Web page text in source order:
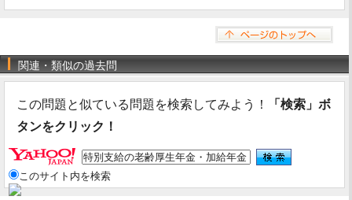
関連・類似の過去問
この問題と似ている問題を検索してみよう！
「検索」ボ
タンをクリック！
このサイト内を検索